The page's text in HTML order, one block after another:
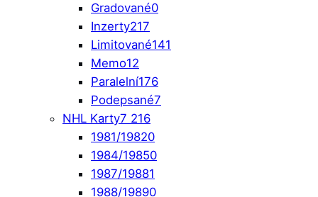
Gradované0
Inzerty217
Limitované141
Memo12
Paralelní176
Podepsané7
NHL Karty7 216
1981/19820
1984/19850
1987/19881
1988/19890